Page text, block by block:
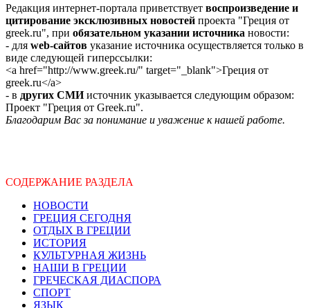
Редакция интернет-портала приветствует воспроизведение и
цитирование эксклюзивных новостей проекта "Греция от
greek.ru", при обязательном указании источника новости:
- для web-сайтов указание источника осуществляется только в
виде следующей гиперссылки:
<a href="http://www.greek.ru/" target="_blank">Греция от
greek.ru</a>
- в других СМИисточник указывается следующим образом:
Проект "Греция от Greek.ru".
Благодарим Вас за понимание и уважение к нашей работе.
СОДЕРЖАНИЕ РАЗДЕЛА
НОВОСТИ
ГРЕЦИЯ СЕГОДНЯ
ОТДЫХ В ГРЕЦИИ
ИСТОРИЯ
КУЛЬТУРНАЯ ЖИЗНЬ
НАШИ В ГРЕЦИИ
ГРЕЧЕСКАЯ ДИАСПОРА
СПОРТ
ЯЗЫК